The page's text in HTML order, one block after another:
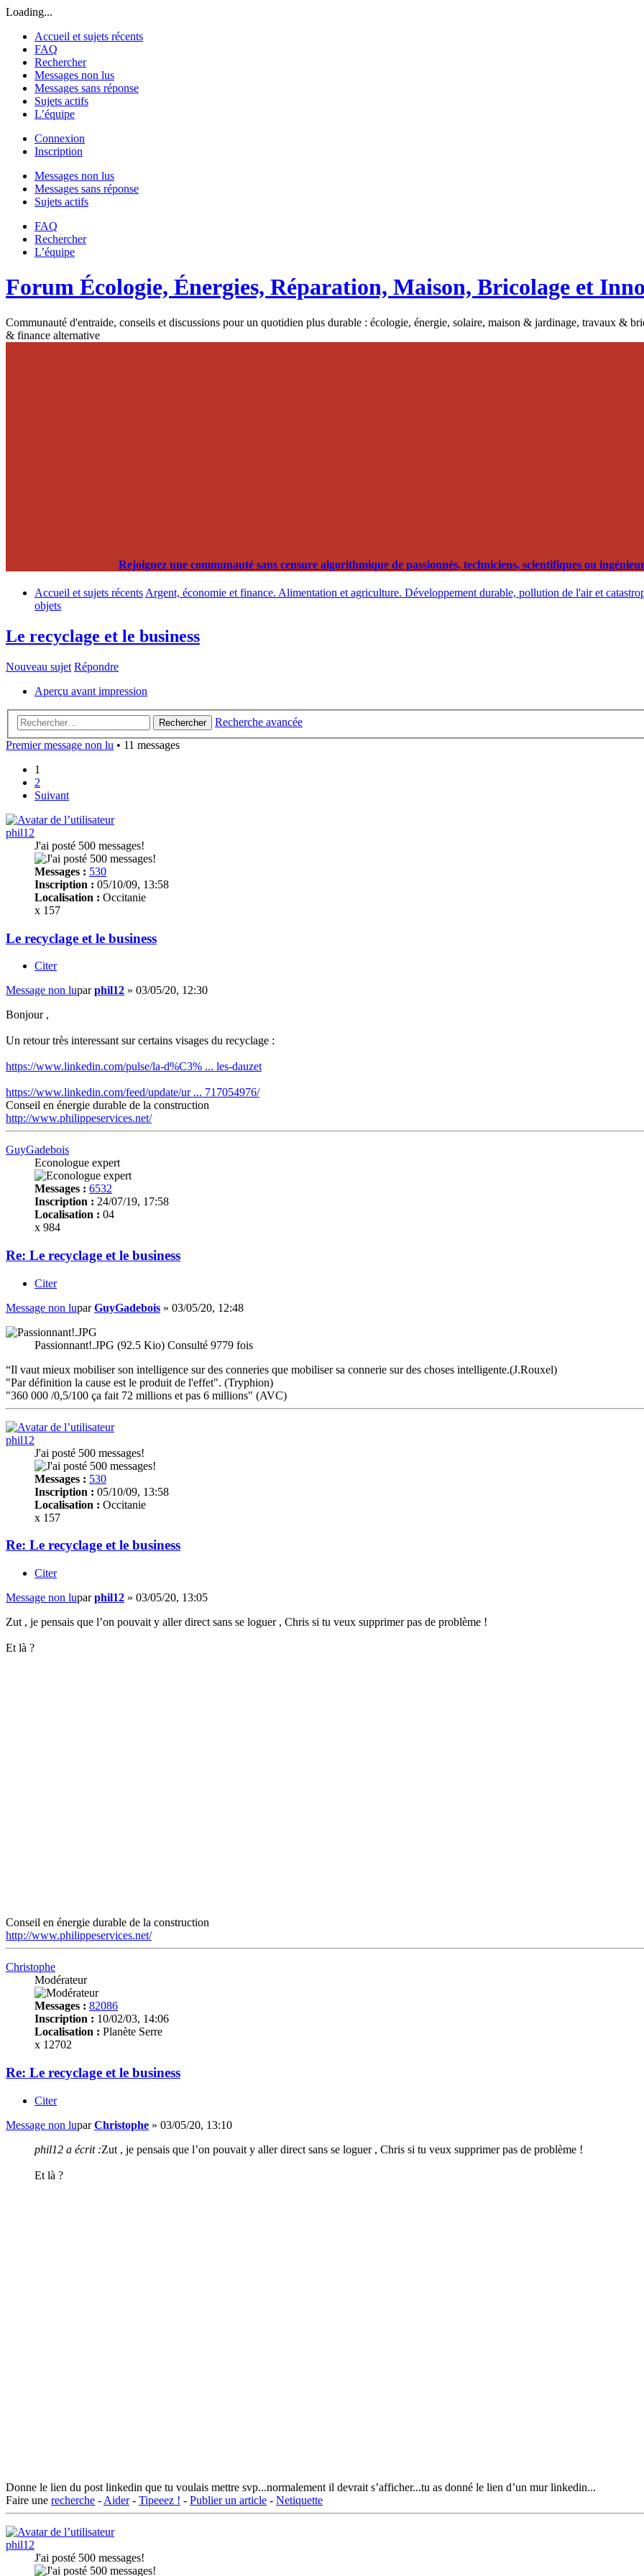
Loading...
Accueil et sujets récents
FAQ
Rechercher
Messages non lus
Messages sans réponse
Sujets actifs
L’équipe
Connexion
Inscription
Messages non lus
Messages sans réponse
Sujets actifs
FAQ
Rechercher
L’équipe
Forum Écologie, Énergies, Réparation, Maison, Bricolage et
Communauté d'entraide, conseils et discussions pour un quotidien plus durable : écologie, énergie, solaire, maison & jardinage, travaux &
& finance alternative
Rejoignez une communauté sans censure algorithmique de passionnés, techniciens, scientifiques ou
Accueil et sujets récentsArgent, économie et finance. Alimentation et agriculture. Développement durable, pollution de l'air et
objets
Le recyclage et le business
Nouveau sujet Répondre
Aperçu avant impression
Rechercher
Recherche avancée
Premier message non lu • 11 messages
1
2
Suivant
phil12
J'ai posté 500 messages!
Messages : 530
Inscription : 05/10/09, 13:58
Localisation : Occitanie
x 157
Le recyclage et le business
Citer
Message non luparphil12 » 03/05/20, 12:30
Bonjour ,
Un retour très interessant sur certains visages du recyclage :
https://www.linkedin.com/pulse/la-d%C3% ... les-dauzet
https://www.linkedin.com/feed/update/ur ... 717054976/
Conseil en énergie durable de la construction
http://www.philippeservices.net/
GuyGadebois
Econologue expert
Messages : 6532
Inscription : 24/07/19, 17:58
Localisation : 04
x 984
Re: Le recyclage et le business
Citer
Message non luparGuyGadebois » 03/05/20, 12:48
Passionnant!.JPG (92.5 Kio) Consulté 9779 fois
“Il vaut mieux mobiliser son intelligence sur des conneries que mobiliser sa connerie sur des choses intelligente.(J.Rouxel)
"Par définition la cause est le produit de l'effet". (Tryphion)
"360 000 /0,5/100 ça fait 72 millions et pas 6 millions" (AVC)
phil12
J'ai posté 500 messages!
Messages : 530
Inscription : 05/10/09, 13:58
Localisation : Occitanie
x 157
Re: Le recyclage et le business
Citer
Message non luparphil12 » 03/05/20, 13:05
Zut , je pensais que l’on pouvait y aller direct sans se loguer , Chris si tu veux supprimer pas de problème !
Et là ?
Conseil en énergie durable de la construction
http://www.philippeservices.net/
Christophe
Modérateur
Messages : 82086
Inscription : 10/02/03, 14:06
Localisation : Planète Serre
x 12702
Re: Le recyclage et le business
Citer
Message non luparChristophe » 03/05/20, 13:10
phil12 a écrit :Zut , je pensais que l’on pouvait y aller direct sans se loguer , Chris si tu veux supprimer pas de problème !
Et là ?
Donne le lien du post linkedin que tu voulais mettre svp...normalement il devrait s’afficher...tu as donné le lien d’un mur linkedin...
Faire une recherche - Aider- Tipeeez ! - Publier un article - Netiquette
phil12
J'ai posté 500 messages!